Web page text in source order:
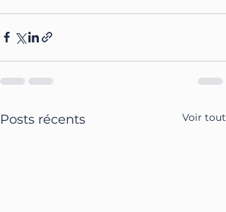
Posts récents Voir tout